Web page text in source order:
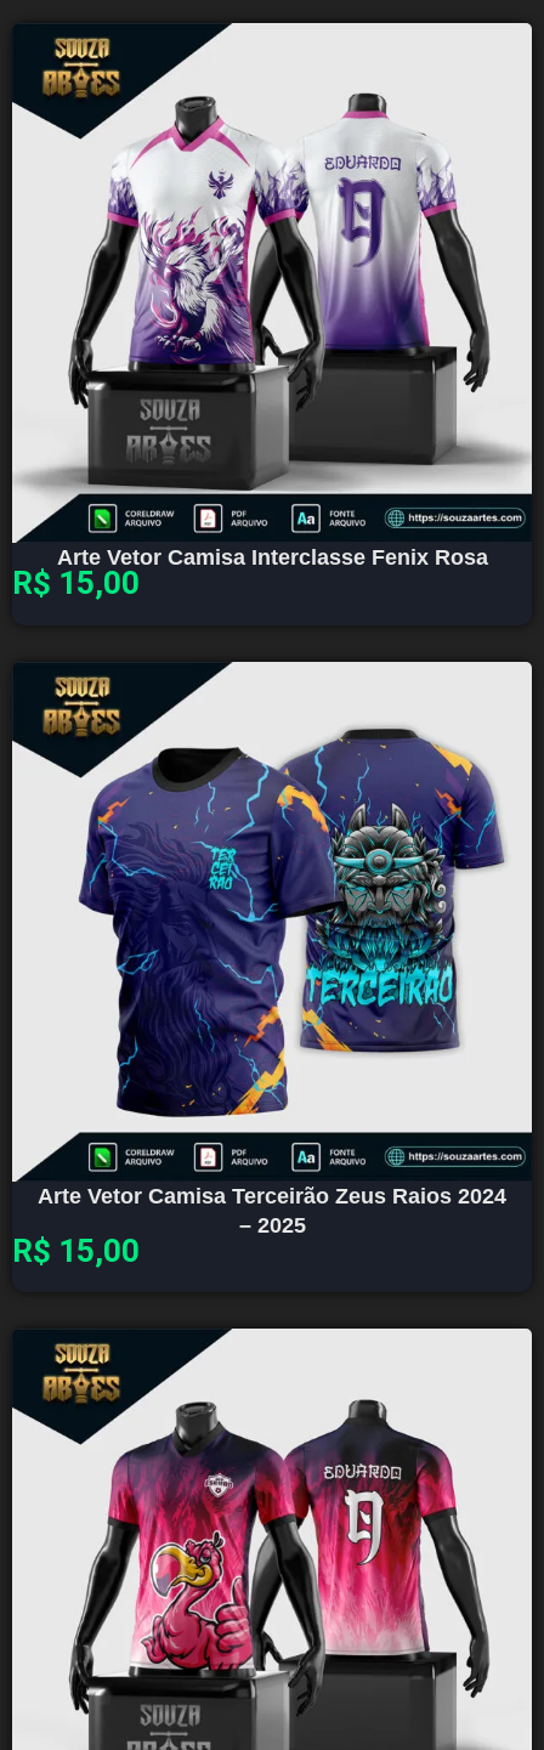
Arte Vetor Camisa Interclasse Fenix Rosa
R$ 15,00
Arte Vetor Camisa Terceirão Zeus Raios 2024
– 2025
R$ 15,00